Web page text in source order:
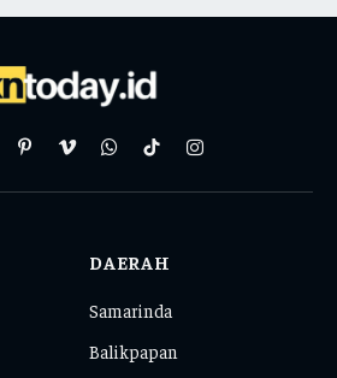
PinterestVimeoWhatsAppTikTokInstagram
DAERAH
Samarinda
Balikpapan